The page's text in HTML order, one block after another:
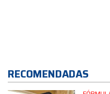
RECOMENDADAS